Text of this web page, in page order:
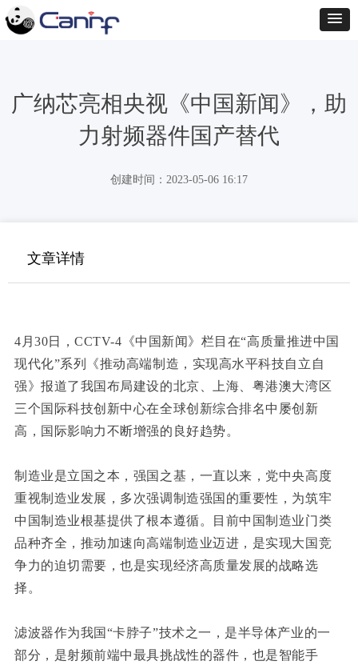
广纳芯亮相央视《中国新闻》，助
力射频器件国产替代
4月30日，CCTV-4《中国新闻》栏目在“高质量推进中国
现代化”系列《推动高端制造，实现高水平科技自立自
强》报道了我国布局建设的北京、上海、粤港澳大湾区
三个国际科技创新中心在全球创新综合排名中屡创新
高，国际影响力不断增强的良好趋势。
制造业是立国之本，强国之基，一直以来，党中央高度
重视制造业发展，多次强调制造强国的重要性，为筑牢
中国制造业根基提供了根本遵循。目前中国制造业门类
品种齐全，推动加速向高端制造业迈进，是实现大国竞
争力的迫切需要，也是实现经济高质量发展的战略选
择。
滤波器作为我国“卡脖子”技术之一，是半导体产业的一
部分，是射频前端中最具挑战性的器件，也是智能手
文章详情
创建时间： 2023-05-06 16:17